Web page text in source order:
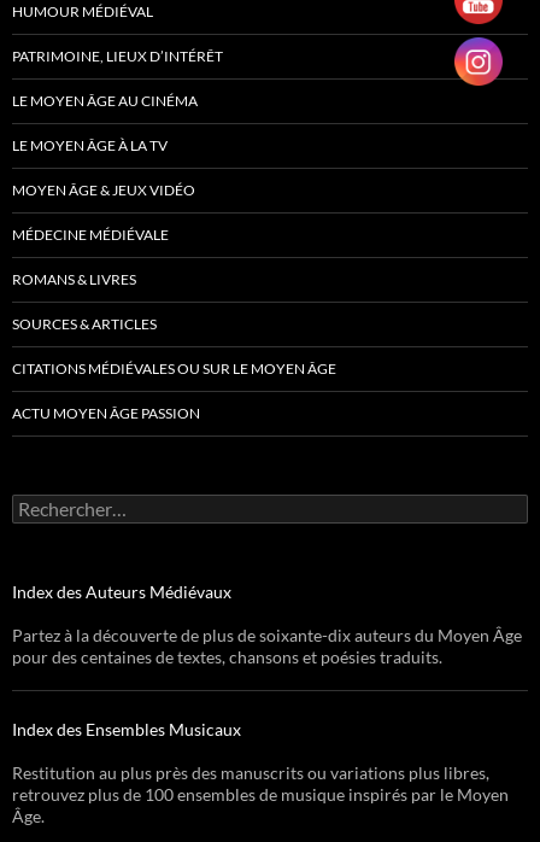
HUMOUR MÉDIÉVAL
PATRIMOINE, LIEUX D’INTÉRÊT
LE MOYEN ÂGE AU CINÉMA
LE MOYEN ÂGE À LA TV
MOYEN ÂGE & JEUX VIDÉO
MÉDECINE MÉDIÉVALE
ROMANS & LIVRES
SOURCES & ARTICLES
CITATIONS MÉDIÉVALES OU SUR LE MOYEN ÂGE
ACTU MOYEN ÂGE PASSION
Rechercher :
Index des Auteurs Médiévaux
Partez à la découverte de plus de soixante-dix auteurs du Moyen Âge
pour des centaines de textes, chansons et poésies traduits.
Index des Ensembles Musicaux
Restitution au plus près des manuscrits ou variations plus libres,
retrouvez plus de 100 ensembles de musique inspirés par le Moyen
Âge.